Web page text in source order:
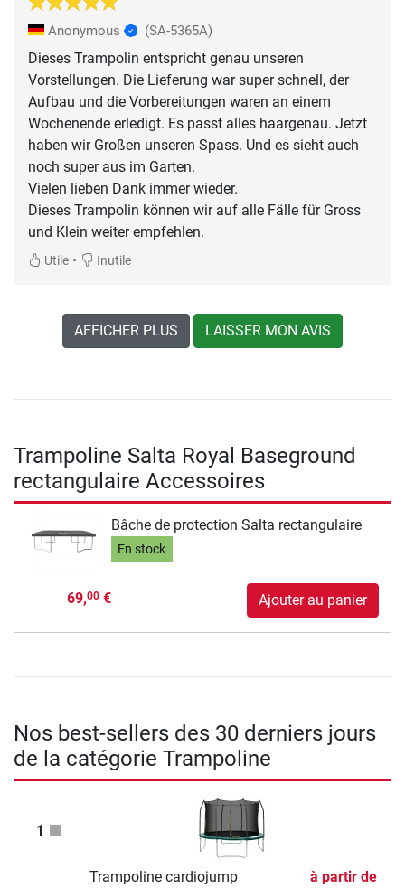
Anonymous (SA-5365A)
Dieses Trampolin entspricht genau unseren
Vorstellungen. Die Lieferung war super schnell, der
Aufbau und die Vorbereitungen waren an einem
Wochenende erledigt. Es passt alles haargenau. Jetzt
haben wir Großen unseren Spass. Und es sieht auch
noch super aus im Garten.
Vielen lieben Dank immer wieder.
Dieses Trampolin können wir auf alle Fälle für Gross
und Klein weiter empfehlen.
Utile • Inutile
AFFICHER PLUS LAISSER MON AVIS
Trampoline Salta Royal Baseground
rectangulaire Accessoires
Bâche de protection Salta rectangulaire
En stock
69,00€ Ajouter au panier
Nos best-sellers des 30 derniers jours
de la catégorie Trampoline
1
Trampoline cardiojump
à partir de